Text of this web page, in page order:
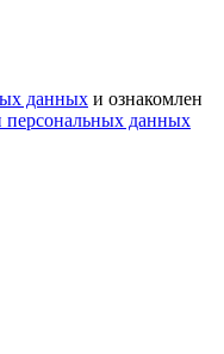
данных и ознакомлен
персональных данных